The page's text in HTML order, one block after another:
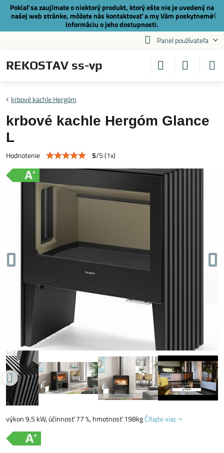
✕
Pokiaľ sa zaujímate o niektorý produkt, ktorý ešte nie je uvedený na
našej web stránke, môžete nás kontaktovaťa my Vám poskytneme
informáciu o jeho dostupnosti.
Panel používateľa
REKOSTAV ss-vp
krbové kachle Hergóm
krbové kachle Hergóm Glance
L
Hodnotenie 5/5(1x)
výkon 9,5 kW, účinnosť 77 %, hmotnosť 198kgČítajte viac